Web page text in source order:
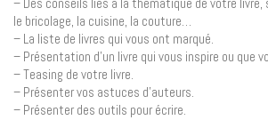
le bricolage, la cuisine, la couture…
– La liste de livres qui vous ont marqué.
– Présentation d’un livre qui vous inspire ou que
– Teasing de votre livre.
– Présenter vos astuces d’auteurs.
– Présenter des outils pour écrire.